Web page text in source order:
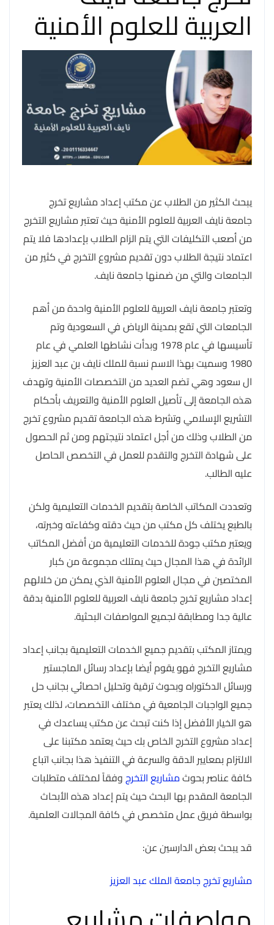
العربية للعلوم الأمنية
يبحث الكثير من الطلاب عن مكتب إعداد مشاريع تخرج
جامعة نايف العربية للعلوم الأمنية حيث تعتبر مشاريع التخرج
من أصعب التكليفات التي يتم الزام الطلاب بإعدادها فلا يتم
اعتماد نتيجة الطلاب دون تقديم مشروع التخرج في كثير من
الجامعات والتي من ضمنها جامعة نايف.
وتعتبر جامعة نايف العربية للعلوم الأمنية واحدة من أهم
الجامعات التي تقع بمدينة الرياض في السعودية وتم
تأسيسها في عام 1978 وبدأت نشاطها العلمي في عام
1980 وسميت بهذا الاسم نسبة للملك نايف بن عبد العزيز
ال سعود وهي تضم العديد من التخصصات الأمنية وتهدف
هذه الجامعة إلى تأصيل العلوم الأمنية والتعريف بأحكام
التشريع الإسلامي وتشرط هذه الجامعة تقديم مشروع تخرج
من الطلاب وذلك من أجل اعتماد نتيجتهم ومن ثم الحصول
على شهادة التخرج والتقدم للعمل في التخصص الحاصل
عليه الطالب.
وتعددت المكاتب الخاصة بتقديم الخدمات التعليمية ولكن
بالطبع يختلف كل مكتب من حيث دقته وكفاءته وخبرته،
ويعتبر مكتب جودة للخدمات التعليمية من أفضل المكاتب
الرائدة في هذا المجال حيث يمتلك مجموعة من كبار
المختصين في مجال العلوم الأمنية الذي يمكن من خلالهم
إعداد مشاريع تخرج جامعة نايف العربية للعلوم الأمنية بدقة
عالية جدا ومطابقة لجميع المواصفات البحثية.
ويمتاز المكتب بتقديم جميع الخدمات التعليمية بجانب إعداد
مشاريع التخرج فهو يقوم أيضا بإعداد رسائل الماجستير
ورسائل الدكتوراه وبحوث ترقية وتحليل احصائي بجانب حل
جميع الواجبات الجامعية في مختلف التخصصات، لذلك يعتبر
هو الخيار الأفضل إذا كنت تبحث عن مكتب يساعدك في
إعداد مشروع التخرج الخاص بك حيث يعتمد مكتبنا على
الالتزام بمعايير الدقة والسرعة في التنفيذ هذا بجانب اتباع
كافة عناصر بحوثمشاريع التخرجوفقاً لمختلف متطلبات
الجامعة المقدم بها البحث حيث يتم إعداد هذه الأبحاث
بواسطة فريق عمل متخصص في كافة المجالات العلمية.
قد يبحث بعض الدارسين عن:
مشاريع تخرج جامعة الملك عبد العزيز